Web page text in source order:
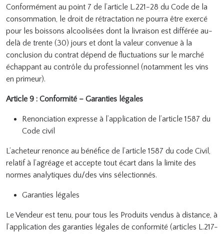
Conformément au point 7 de l’article L.221-28 du Code de la
consommation, le droit de rétractation ne pourra être exercé
pour les boissons alcoolisées dont la livraison est différée au-
delà de trente (30) jours et dont la valeur convenue à la
conclusion du contrat dépend de fluctuations sur le marché
échappant au contrôle du professionnel (notamment les vins
en primeur).
Article 9 : Conformité – Garanties légales
Renonciation expresse à l’application de l’article 1587 du
Code civil
L’acheteur renonce au bénéfice de l’article 1587 du code Civil,
relatif à l’agréage et accepte tout écart dans la limite des
normes analytiques du/des vins sélectionnés.
Garanties légales
Le Vendeur est tenu, pour tous les Produits vendus à distance, à
l’application des garanties légales de conformité (articles L.217-